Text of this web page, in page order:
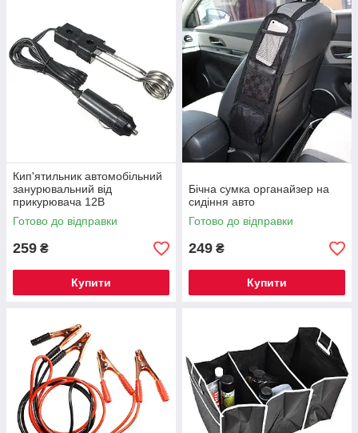
Кип'ятильник автомобільний
занурювальний від
прикурювача 12В
Готово до відправки
259 ₴
Купити
Бічна сумка органайзер на
сидіння авто
Готово до відправки
249 ₴
Купити